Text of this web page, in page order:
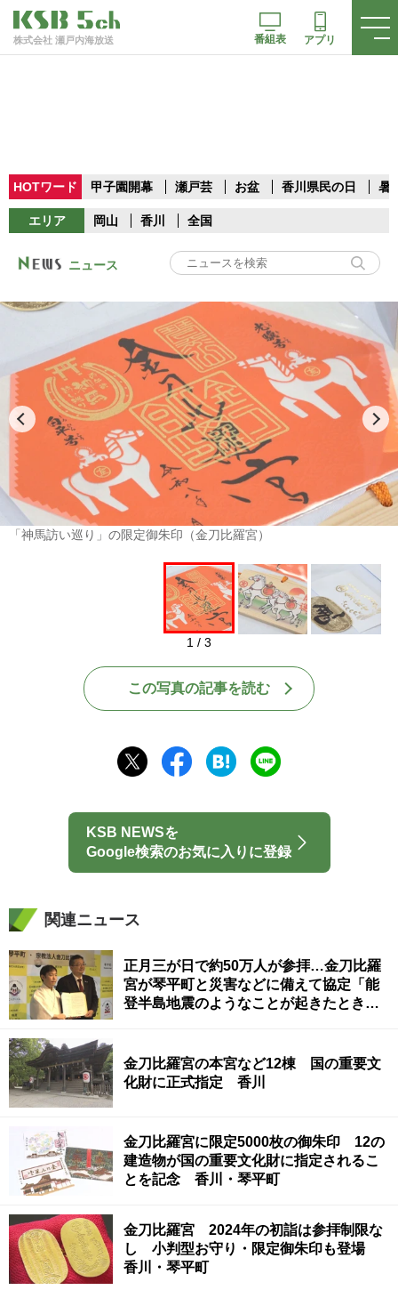
株式会社 瀬戸内海放送 番組表 アプリ
HOTワード 甲子園開幕 瀬戸芸 お盆 香川県民の日 暑
エリア 岡山 香川 全国
ニュース
「神馬訪い巡り」の限定御朱印（金刀比羅宮）
1 / 3
この写真の記事を読む
KSB NEWSを
Google検索のお気に入りに登録
関連ニュース
正月三が日で約50万人が参拝…金刀比羅
宮が琴平町と災害などに備えて協定「能
登半島地震のようなことが起きたとき
金刀比羅宮の本宮など12棟 国の重要文
化財に正式指定 香川
金刀比羅宮に限定5000枚の御朱印 12の
建造物が国の重要文化財に指定されるこ
とを記念 香川・琴平町
金刀比羅宮 2024年の初詣は参拝制限な
し 小判型お守り・限定御朱印も登場
香川・琴平町